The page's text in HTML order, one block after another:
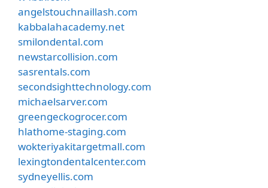
angelstouchnaillash.com
kabbalahacademy.net
smilondental.com
newstarcollision.com
sasrentals.com
secondsighttechnology.com
michaelsarver.com
greengeckogrocer.com
hlathome-staging.com
wokteriyakitargetmall.com
lexingtondentalcenter.com
sydneyellis.com